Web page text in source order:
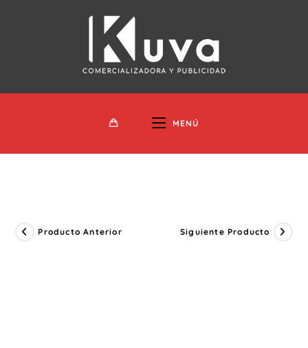
MENÚ
Producto Anterior Siguiente Producto